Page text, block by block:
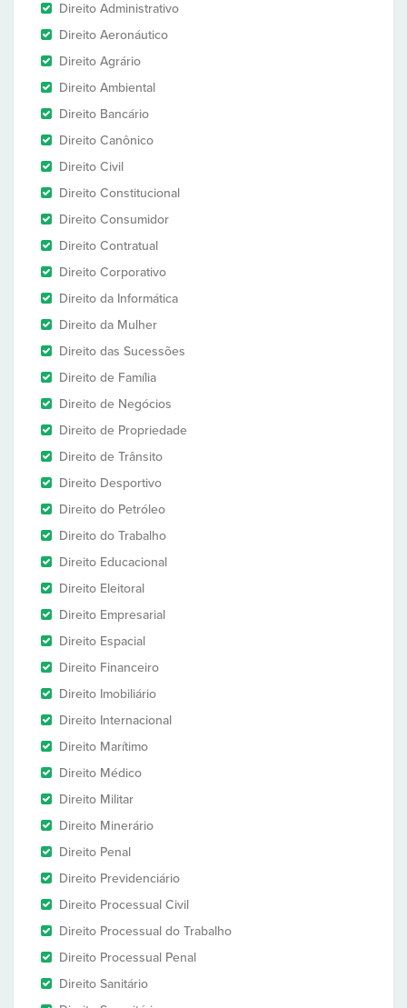
Direito Administrativo
Direito Aeronáutico
Direito Agrário
Direito Ambiental
Direito Bancário
Direito Canônico
Direito Civil
Direito Constitucional
Direito Consumidor
Direito Contratual
Direito Corporativo
Direito da Informática
Direito da Mulher
Direito das Sucessões
Direito de Família
Direito de Negócios
Direito de Propriedade
Direito de Trânsito
Direito Desportivo
Direito do Petróleo
Direito do Trabalho
Direito Educacional
Direito Eleitoral
Direito Empresarial
Direito Espacial
Direito Financeiro
Direito Imobiliário
Direito Internacional
Direito Marítimo
Direito Médico
Direito Militar
Direito Minerário
Direito Penal
Direito Previdenciário
Direito Processual Civil
Direito Processual do Trabalho
Direito Processual Penal
Direito Sanitário